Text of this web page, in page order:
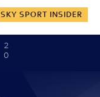
SKY SPORT INSIDER
2
0